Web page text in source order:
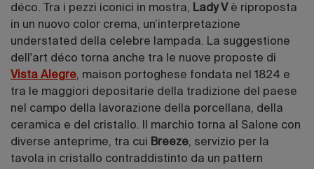
déco. Tra i pezzi iconici in mostra, Lady V è riproposta
in un nuovo color crema, un’interpretazione
understated della celebre lampada. La suggestione
dell'art déco torna anche tra le nuove proposte di
Vista Alegre, maison portoghese fondata nel 1824 e
tra le maggiori depositarie della tradizione del paese
nel campo della lavorazione della porcellana, della
ceramica e del cristallo. Il marchio torna al Salone con
diverse anteprime, tra cui Breeze, servizio per la
tavola in cristallo contraddistinto da un pattern